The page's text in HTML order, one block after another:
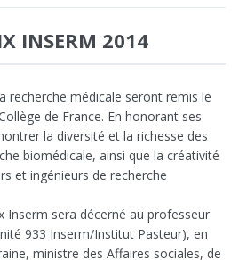
INSERM 2014
recherche médicale seront remis le
de France. En honorant ses
la diversité et la richesse des
biomédicale, ainsi que la créativité
et ingénieurs de recherche
Inserm sera décerné au professeur
933 Inserm/Institut Pasteur), en
ministre des Affaires sociales, de